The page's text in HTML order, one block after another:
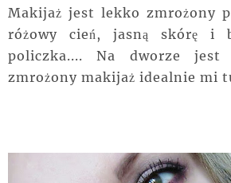
Makijaż jest lekko zmrożony
różowy cień, jasną skórę i
policzka.... Na dworze
zmrożony makijaż idealnie mi